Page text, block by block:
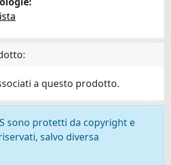
a questo prodotto.
sono protetti da copyright e
salvo diversa